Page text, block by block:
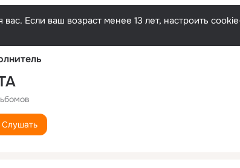
Если ваш возраст менее 13 лет, настроить
Слушать